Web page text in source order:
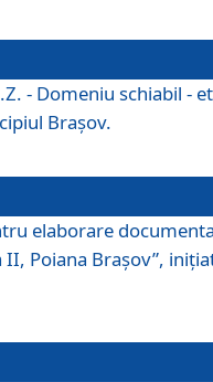
- Domeniu schiabil -
Braşov.
elaborare
II, Poiana Braşov”,